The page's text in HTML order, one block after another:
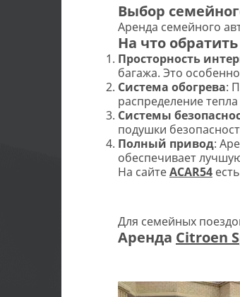
Выбор
Аренда семейного
На что
Просторность
багажа. Это
Система обогрева:
распределение
Системы
подушки
Полный привод:
обеспечивает
На сайтеACAR54
Для семейных
Аренда Citroen